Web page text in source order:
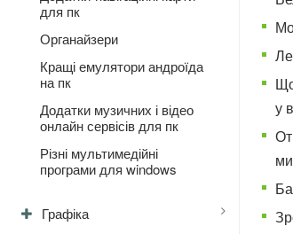
у
для пк
Органайзери
Кращі емулятори андроїда
на пк
Додатки музичних і відео
онлайн сервісів для пк
Різні мультимедійні
програми для windows
Графіка